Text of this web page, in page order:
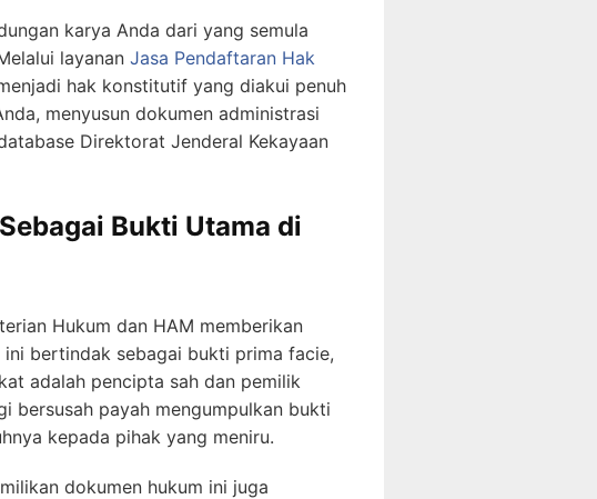
karya Anda dari yang semula
layanan Jasa Pendaftaran Hak
hak konstitutif yang diakui penuh
menyusun dokumen administrasi
Direktorat Jenderal Kekayaan
Bukti Utama di
Hukum dan HAM memberikan
bertindak sebagai bukti prima facie,
adalah pencipta sah dan pemilik
bersusah payah mengumpulkan bukti
kepada pihak yang meniru.
dokumen hukum ini juga